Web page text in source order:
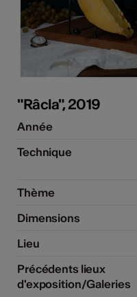
"Râcla", 2019
Année
Technique
Thème
Dimensions
Lieu
Précédents lieux
d'exposition/Galeries